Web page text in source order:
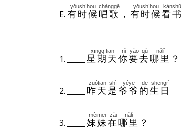
E.有时候
yǒushíhou
唱歌
chànggē
，有时候
yǒushíhou
看书
kànshū
1. _____星期天
xīngqītiān
你
nǐ
要
yào
去
qù
哪里
nǎlǐ
？
2. _____ 昨天
zuótiān
是
shì
爷爷
yéye
的
de
生日
shēngrì
3. _____妹妹
mèimei
在
zài
哪里
nǎlǐ
？